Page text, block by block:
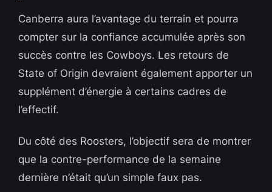
Canberra aura l’avantage du terrain et pourra
compter sur la confiance accumulée après son
succès contre les Cowboys. Les retours de
State of Origin devraient également apporter un
supplément d’énergie à certains cadres de
l’effectif.
Du côté des Roosters, l’objectif sera de montrer
que la contre-performance de la semaine
dernière n’était qu’un simple faux pas.